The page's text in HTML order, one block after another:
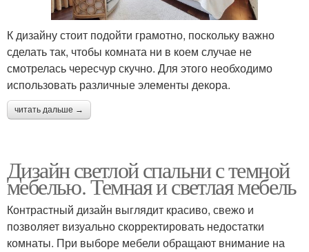
К дизайну стоит подойти грамотно, поскольку важно
сделать так, чтобы комната ни в коем случае не
смотрелась чересчур скучно. Для этого необходимо
использовать различные элементы декора.
читать дальше →
Дизайн светлой спальни с темной
мебелью. Темная и светлая мебель
Контрастный дизайн выглядит красиво, свежо и
позволяет визуально скорректировать недостатки
комнаты. При выборе мебели обращают внимание на